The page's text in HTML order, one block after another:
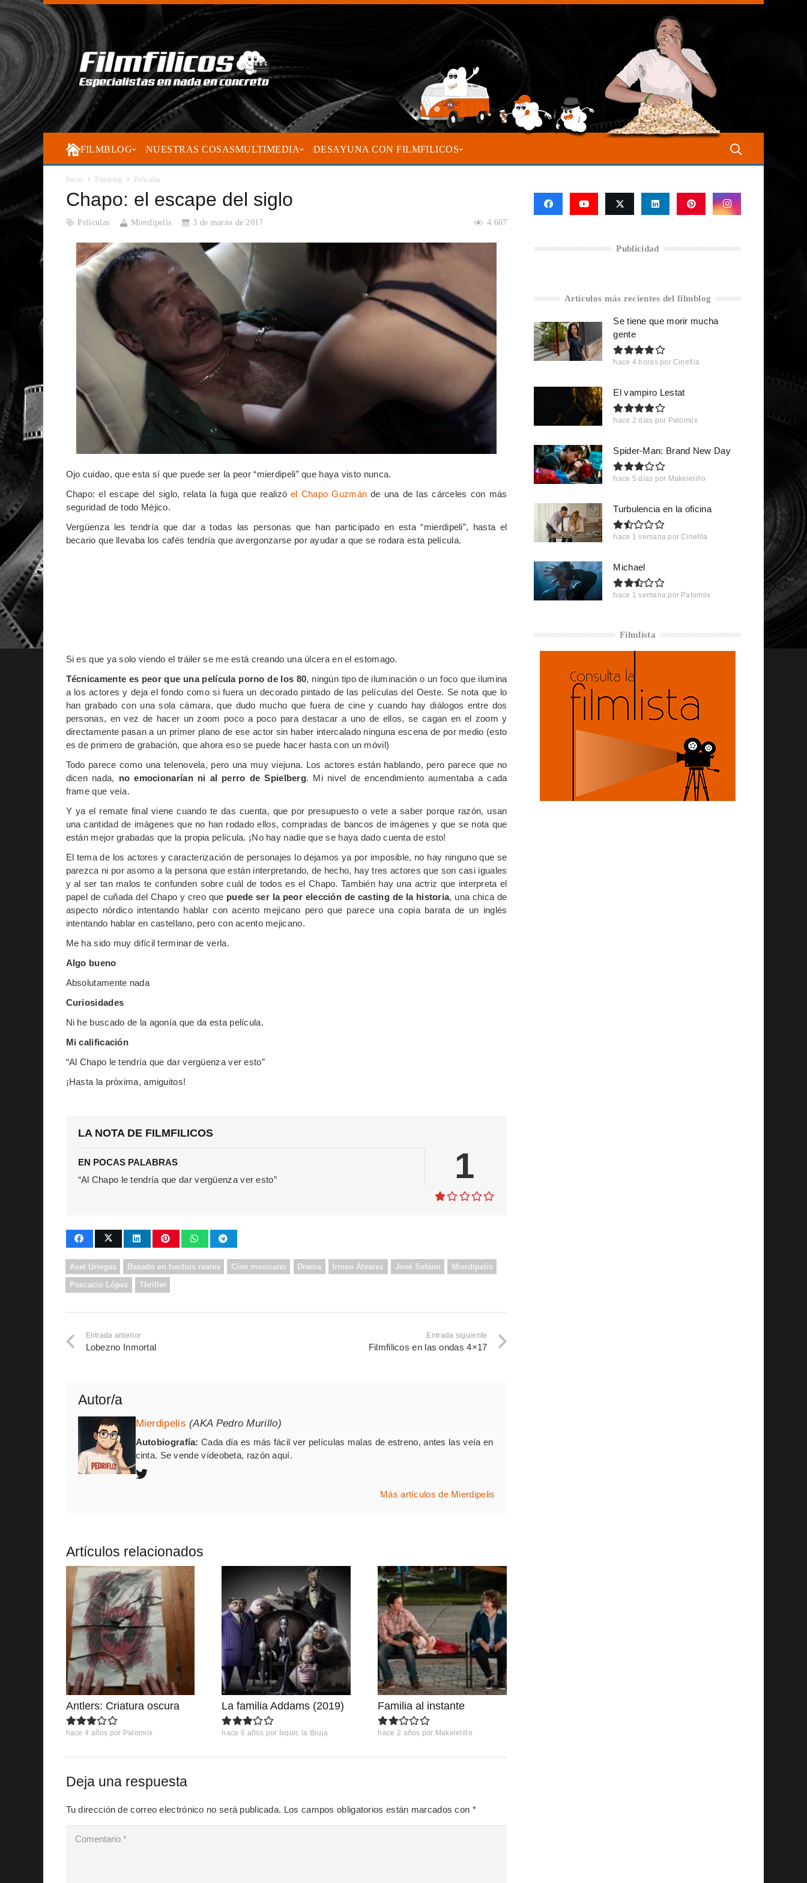
FILMBLOG NUESTRAS COSASMULTIMEDIA DESAYUNA CON FILMFILICOS
Inicio Filmblog Películas
Chapo: el escape del siglo
Películas Mierdipelis 3 de marzo de 2017 4.607
Ojo cuidao, que esta sí que puede ser la peor “mierdipeli” que haya visto nunca.
Chapo: el escape del siglo, relata la fuga que realizóel Chapo Guzmán de una de las cárceles con más
seguridad de todo Méjico.
Vergüenza les tendría que dar a todas las personas que han participado en esta “mierdipeli”, hasta el
becario que llevaba los cafés tendría que avergonzarse por ayudar a que se rodara esta película.
Si es que ya solo viendo el tráiler se me está creando una úlcera en el estomago.
Técnicamente es peor que una película porno de los 80, ningún tipo de iluminación o un foco que ilumina
a los actores y deja el fondo como si fuera un decorado pintado de las películas del Oeste. Se nota que lo
han grabado con una sola cámara, que dudo mucho que fuera de cine y cuando hay diálogos entre dos
personas, en vez de hacer un zoom poco a poco para destacar a uno de ellos, se cagan en el zoom y
directamente pasan a un primer plano de ese actor sin haber intercalado ninguna escena de por medio (esto
es de primero de grabación, que ahora eso se puede hacer hasta con un móvil)
Todo parece como una telenovela, pero una muy viejuna. Los actores están hablando, pero parece que no
dicen nada, no emocionarían ni al perro de Spielberg. Mi nivel de encendimiento aumentaba a cada
frame que veía.
Y ya el remate final viene cuando te das cuenta, que por presupuesto o vete a saber porque razón, usan
una cantidad de imágenes que no han rodado ellos, compradas de bancos de imágenes y que se nota que
están mejor grabadas que la propia película. ¡No hay nadie que se haya dado cuenta de esto!
El tema de los actores y caracterización de personajes lo dejamos ya por imposible, no hay ninguno que se
parezca ni por asomo a la persona que están interpretando, de hecho, hay tres actores que son casi iguales
y al ser tan malos te confunden sobre cuál de todos es el Chapo. También hay una actriz que interpreta el
papel de cuñada del Chapo y creo que puede ser la peor elección de casting de la historia, una chica de
aspecto nórdico intentando hablar con acento mejicano pero que parece una copia barata de un inglés
intentando hablar en castellano, pero con acento mejicano.
Me ha sido muy difícil terminar de verla.
Algo bueno
Absolutamente nada
Curiosidades
Ni he buscado de la agonía que da esta película.
Mi calificación
“Al Chapo le tendría que dar vergüenza ver esto”
¡Hasta la próxima, amiguitos!
LA NOTA DE FILMFILICOS
EN POCAS PALABRAS
“Al Chapo le tendría que dar vergüenza ver esto”
1
Axel Uriegas Basado en hechos reales Cine mexicano Drama Irineo Álvarez José Sefami Mierdipelis
Pascacio López Thriller
Entrada anterior
Lobezno Inmortal
Entrada siguiente
Filmfilicos en las ondas 4×17
Autor/a
Mierdipelis (AKA Pedro Murillo)
Autobiografía: Cada día es más fácil ver películas malas de estreno, antes las veía en
cinta. Se vende vídeobeta, razón aquí.
Más artículos de Mierdipelis
Artículos relacionados
Antlers: Criatura oscura
hace 4 años por Palomiix
La familia Addams (2019)
hace 6 años por Ixquic la Bruja
Familia al instante
hace 2 años por Makelelillo
Deja una respuesta
Tu dirección de correo electrónico no será publicada. Los campos obligatorios están marcados con *
Publicidad
Artículos más recientes del filmblog
Se tiene que morir mucha
gente
hace 4 horas por Cinefila
El vampiro Lestat
hace 2 días por Palomiix
Spider-Man: Brand New Day
hace 5 días por Makelelillo
Turbulencia en la oficina
hace 1 semana por Cinefila
Michael
hace 1 semana por Palomiix
Filmlista